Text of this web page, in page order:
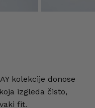
kolekcije donose
izgleda čisto,
fit.